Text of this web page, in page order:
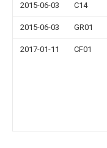
2015-06-03 C14
2015-06-03 GR01
2017-01-11 CF01